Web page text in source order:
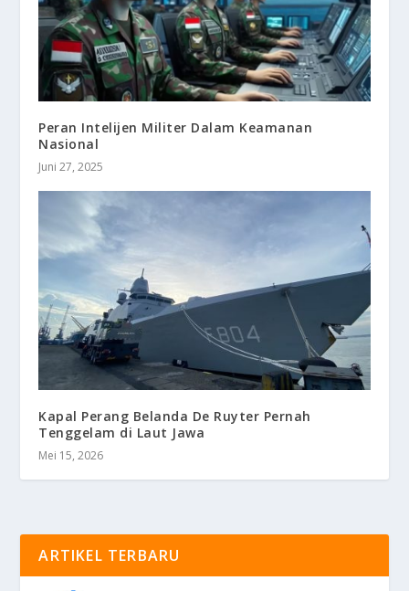
Peran Intelijen Militer Dalam Keamanan
Nasional
Juni 27, 2025
Kapal Perang Belanda De Ruyter Pernah
Tenggelam di Laut Jawa
Mei 15, 2026
ARTIKEL TERBARU